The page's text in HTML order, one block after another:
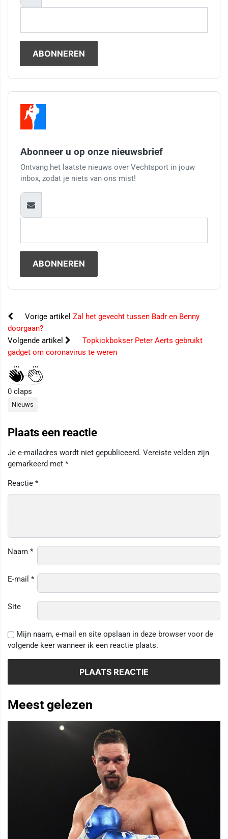
Abonneer u op onze nieuwsbrief
Ontvang het laatste nieuws over Vechtsport in jouw
inbox, zodat je niets van ons mist!
Vorige artikel Zal het gevecht tussen Badr en Benny
doorgaan?
Volgende artikel
Topkickbokser Peter Aerts gebruikt
gadget om coronavirus te weren
0 claps
Nieuws
Plaats een reactie
Je e-mailadres wordt niet gepubliceerd. Vereiste velden zijn
gemarkeerd met *
Reactie *
Naam *
E-mail *
Site
Mijn naam, e-mail en site opslaan in deze browser voor de
volgende keer wanneer ik een reactie plaats.
Meest gelezen